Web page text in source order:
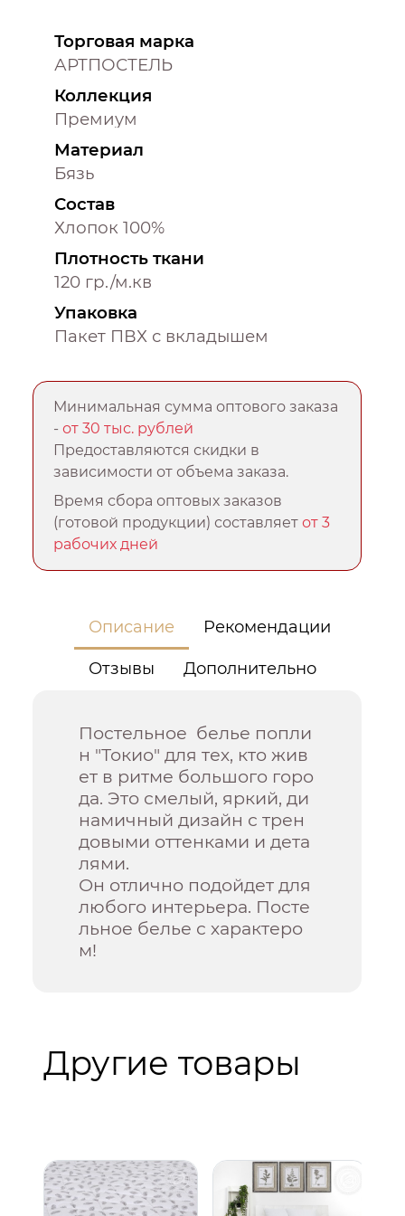
Торговая марка
АРТПОСТЕЛЬ
Коллекция
Премиум
Материал
Бязь
Состав
Хлопок 100%
Плотность ткани
120 гр./м.кв
Упаковка
Пакет ПВХ с вкладышем
Минимальная сумма оптового заказа
-от 30 тыс. рублей
Предоставляются скидки в
зависимости от объема заказа.
Время сбора оптовых заказов
(готовой продукции) составляетот 3
рабочих дней
Описание Рекомендации
Отзывы Дополнительно
Постельное белье попли
н "Токио" для тех, кто жив
ет в ритме большого горо
да. Это смелый, яркий, ди
намичный дизайн с трен
довыми оттенками и дета
лями.
Он отлично подойдет для
любого интерьера. Посте
льное белье с характеро
м!
Другие товары